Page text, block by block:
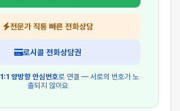
전문가 직통 빠른 전화상담
로시콜 전화상담권
1:1 양방향 안심번호로 연결 — 서로의 번호가 노
출되지 않아요